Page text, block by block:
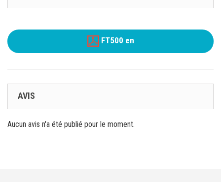
FT500 en
AVIS
Aucun avis n'a été publié pour le moment.